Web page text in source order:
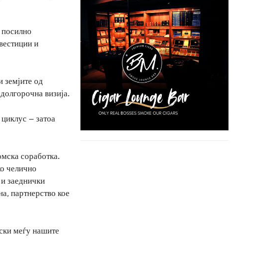
и
земјите од
визија.
– затоа
соработка.
челично
заеднички
партнерство кое
меѓу нашите